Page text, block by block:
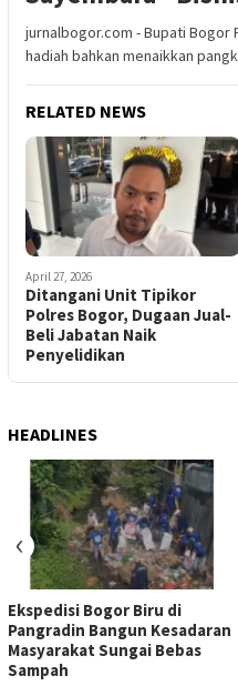
jurnalbogor.com - Bupati Bogor
hadiah bahkan menaikkan
RELATED NEWS
April 27, 2026
Ditangani Unit Tipikor
Polres Bogor, Dugaan Jual-
Beli Jabatan Naik
Penyelidikan
HEADLINES
Ekspedisi Bogor Biru di
Pangradin Bangun Kesadaran
Masyarakat Sungai Bebas
Sampah
‹